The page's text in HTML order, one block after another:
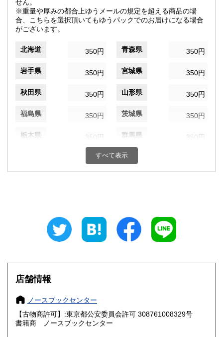
せん。
※重量や厚みの都合上ゆうメールの規定を超える商品の場
合、こちらを選択頂いてもゆうパックでのお届けになる場合
がございます。
北海道 350円 青森県 350円
岩手県 350円 宮城県 350円
秋田県 350円 山形県 350円
福島県 350円 茨城県 350円
栃木県 350円 群馬県 350円
350円 千葉県
350円 福井県
350円 長野県
岐阜県 350円 静岡県 350円
愛知県
滋賀県
大阪府
すべて表示
店舗情報
ノースブックセンター
【古物商許可】:東京都公安委員会許可 308761008329号
書籍商 ノースブックセンター